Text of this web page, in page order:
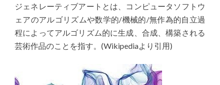
ジェネレーティブアートとは、コンピュータソフトウ
ェアのアルゴリズムや数学的/機械的/無作為的自立過
程によってアルゴリズム的に生成、合成、構築される
芸術作品のことを指す。(Wikipediaより引用)